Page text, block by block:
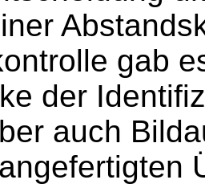
gab
der
auch